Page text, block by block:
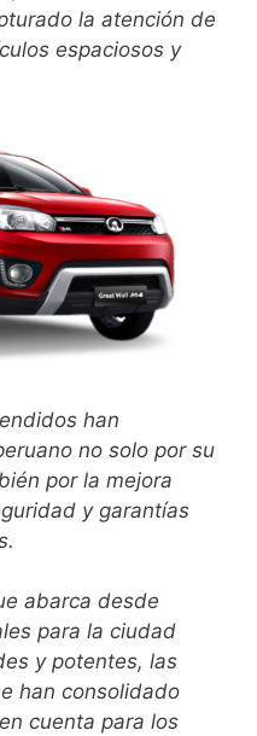
la atención de
espaciosos y
han
no solo por su
por la mejora
y garantías
abarca desde
para la ciudad
y potentes, las
han consolidado
cuenta para los